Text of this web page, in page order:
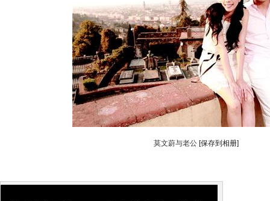
莫文蔚与老公 [保存到相册]